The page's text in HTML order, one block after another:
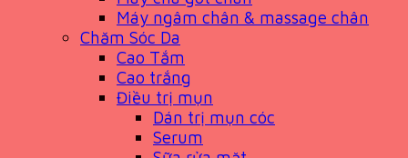
Máy ngâm chân & massage chân
Chăm Sóc Da
Cao Tắm
Cao trắng
Điều trị mụn
Dán trị mụn cóc
Serum